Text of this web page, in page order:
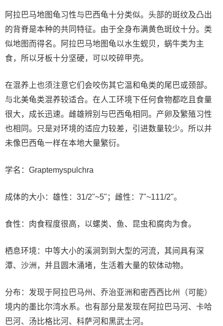
阿拉巴马地图龟习性与巴西龟十分类似。头部的斑纹及凸出
的背脊是本种的共同特征。由于全身布满黄色斑纹十分。类
似地图而得名。阿拉巴马地图龟以水生蚬贝，蜗牛类为主
食，所以牙板十分坚硬，可以咬碎甲壳。
在混养上也须注意它们会咬伤其它温和龟类的尾巴或颈部。
与北美龟类混养较适合。在人工环境下任何食物都吃且食量
很大，成长迅速。雌雄辨别与巴西龟相同。产卵及繁殖习性
也相同。只是对环境的适应力较差，引进数量较少。所以并
未像巴西龟一样在本地大量繁衍。
学名：Graptemyspulchra
成体的大小：雄性：31/2"~5"；雌性：7"~111/2"。
食性：肉食程度很高，以螺类、鱼、昆虫和腐肉为食。
栖息环境：中等大小的溪涧到到大型的河流，其间具有深
潭、沙洲，并且圆木涌堵，生活着大量的软体动物。
分布：发现于阿拉巴马州、乔治亚洲和密西西比州（可能）
境内的墨比尔湾水系。也有部分是发现在阿拉巴马河、卡哈
巴河、汤比格比河、科萨河和黑武士河。